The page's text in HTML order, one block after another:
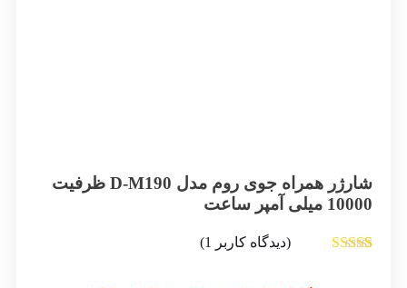
شارژر همراه جوی روم مدل D-M190 ظرفیت
10000 میلی آمپر ساعت
(دیدگاه کاربر 1
)